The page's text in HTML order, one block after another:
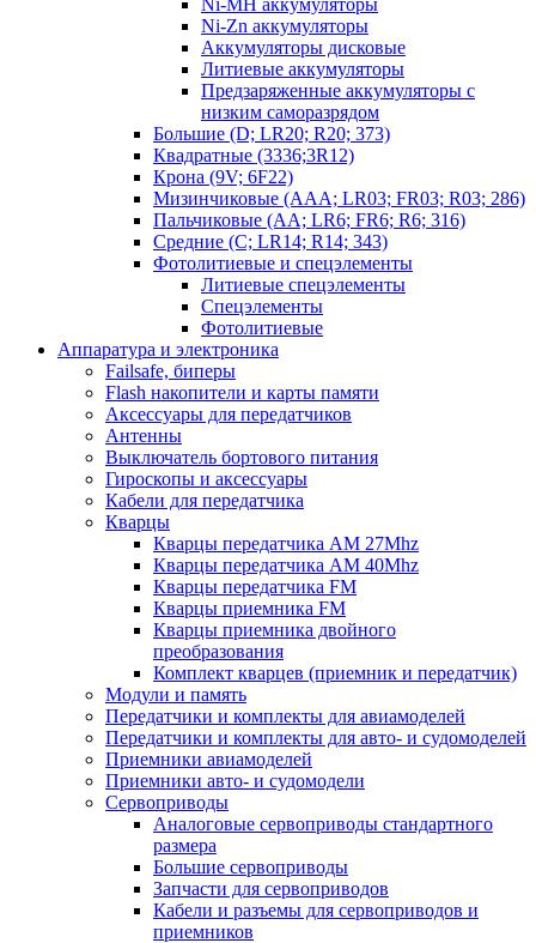
Ni-MH аккумуляторы
Ni-Zn аккумуляторы
Аккумуляторы дисковые
Литиевые аккумуляторы
Предзаряженные аккумуляторы с
низким саморазрядом
Большие (D; LR20; R20; 373)
Квадратные (3336;3R12)
Крона (9V; 6F22)
Мизинчиковые (AAA; LR03; FR03; R03; 286)
Пальчиковые (AA; LR6; FR6; R6; 316)
Средние (C; LR14; R14; 343)
Фотолитиевые и спецэлементы
Литиевые спецэлементы
Спецэлементы
Фотолитиевые
Аппаратура и электроника
Failsafe, биперы
Flash накопители и карты памяти
Аксессуары для передатчиков
Антенны
Выключатель бортового питания
Гироскопы и аксессуары
Кабели для передатчика
Кварцы
Кварцы передатчика AM 27Mhz
Кварцы передатчика AM 40Mhz
Кварцы передатчика FM
Кварцы приемника FM
Кварцы приемника двойного
преобразования
Комплект кварцев (приемник и передатчик)
Модули и память
Передатчики и комплекты для авиамоделей
Передатчики и комплекты для авто- и судомоделей
Приемники авиамоделей
Приемники авто- и судомодели
Сервоприводы
Аналоговые сервоприводы стандартного
размера
Большие сервоприводы
Запчасти для сервоприводов
Кабели и разъемы для сервоприводов и
приемников